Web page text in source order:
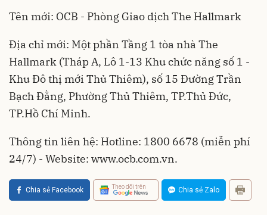
Tên mới: OCB - Phòng Giao dịch The Hallmark
Địa chỉ mới: Một phần Tầng 1 tòa nhà The
Hallmark (Tháp A, Lô 1-13 Khu chức năng số 1 -
Khu Đô thị mới Thủ Thiêm), số 15 Đường Trần
Bạch Đằng, Phường Thủ Thiêm, TP.Thủ Đức,
TP.Hồ Chí Minh.
Thông tin liên hệ: Hotline: 1800 6678 (miễn phí
24/7) - Website: www.ocb.com.vn.
Chia sẻ Facebook Theo dõi trên Chia sẻ Zalo